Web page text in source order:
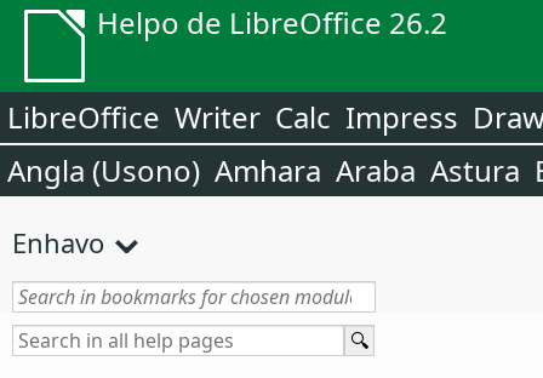
Helpo de LibreOffice 26.2
LibreOffice Writer Calc Impress
Angla (Usono) Amhara Araba Astura
Enhavo